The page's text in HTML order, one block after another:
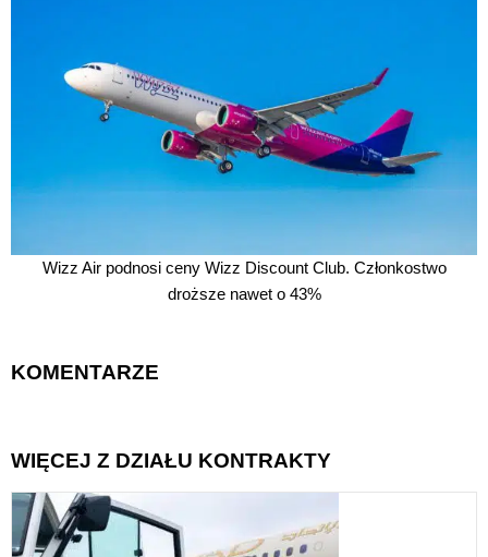
Wizz Air podnosi ceny Wizz Discount Club. Członkostwo
droższe nawet o 43%
KOMENTARZE
WIĘCEJ Z DZIAŁU KONTRAKTY